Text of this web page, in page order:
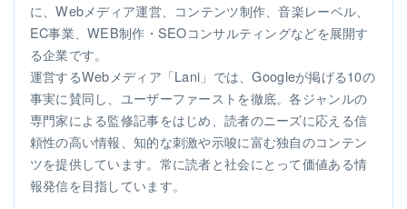
に、Webメディア運営、コンテンツ制作、音楽レーベル、
EC事業、WEB制作・SEOコンサルティングなどを展開す
る企業です。
運営するWebメディア「Lani」では、Googleが掲げる10の
事実に賛同し、ユーザーファーストを徹底。各ジャンルの
専門家による監修記事をはじめ、読者のニーズに応える信
頼性の高い情報、知的な刺激や示唆に富む独自のコンテン
ツを提供しています。常に読者と社会にとって価値ある情
報発信を目指しています。